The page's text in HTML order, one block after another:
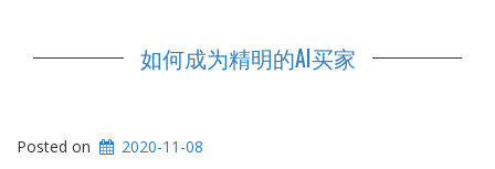
如何成为精明的AI买家
Posted on 2020-11-08